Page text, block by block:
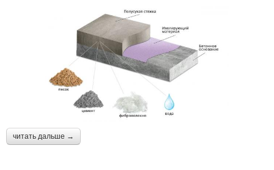
читать дальше →